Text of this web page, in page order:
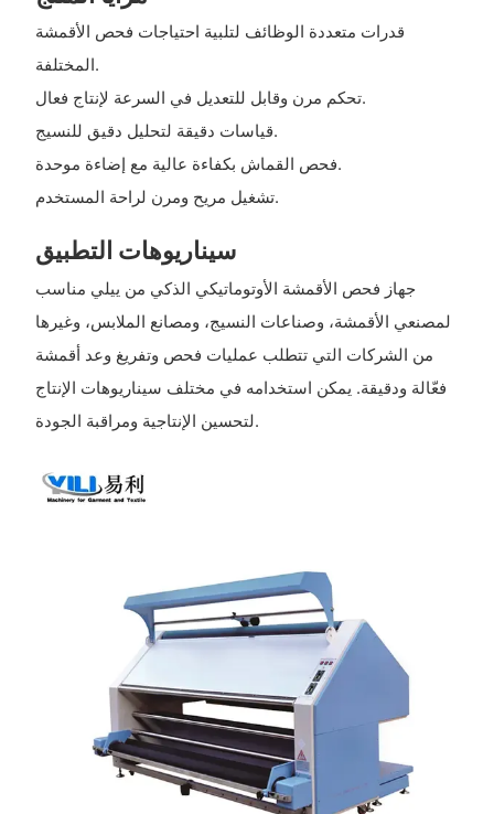
قدرات متعددة الوظائف لتلبية احتياجات فحص الأقمشة
المختلفة.
تحكم مرن وقابل للتعديل في السرعة لإنتاج فعال.
قياسات دقيقة لتحليل دقيق للنسيج.
فحص القماش بكفاءة عالية مع إضاءة موحدة.
تشغيل مريح ومرن لراحة المستخدم.
سيناريوهات التطبيق
جهاز فحص الأقمشة الأوتوماتيكي الذكي من ييلي مناسب
لمصنعي الأقمشة، وصناعات النسيج، ومصانع الملابس، وغيرها
من الشركات التي تتطلب عمليات فحص وتفريغ وعد أقمشة
فعّالة ودقيقة. يمكن استخدامه في مختلف سيناريوهات الإنتاج
لتحسين الإنتاجية ومراقبة الجودة.